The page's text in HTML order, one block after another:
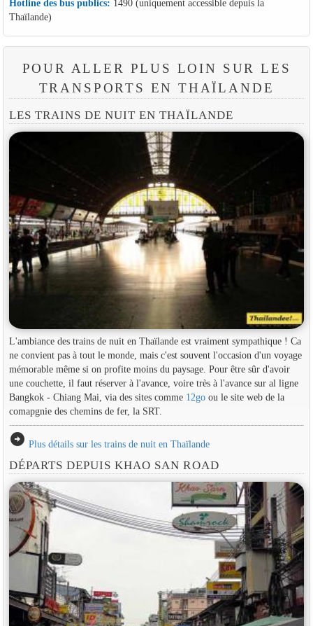
Hotline des bus publics: 1490 (uniquement accessible depuis la
Thaïlande)
POUR ALLER PLUS LOIN SUR LES
TRANSPORTS EN THAÏLANDE
LES TRAINS DE NUIT EN THAÏLANDE
L'ambiance des trains de nuit en Thaïlande est vraiment sympathique ! Ca
ne convient pas à tout le monde, mais c'est souvent l'occasion d'un voyage
mémorable même si on profite moins du paysage. Pour être sûr d'avoir
une couchette, il faut réserver à l'avance, voire très à l'avance sur al ligne
Bangkok - Chiang Mai, via des sites comme 12goou le site web de la
comapgnie des chemins de fer, la SRT.
arrow_circle_right Plus détails sur les trains de nuit en Thaïlande
DÉPARTS DEPUIS KHAO SAN ROAD